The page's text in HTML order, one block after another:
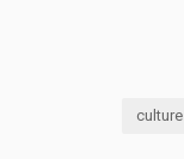
culture